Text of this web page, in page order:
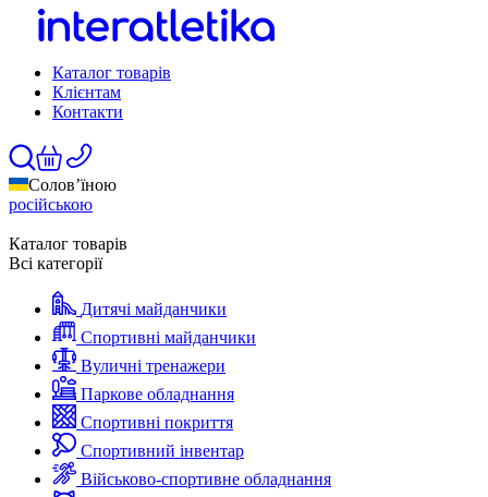
Каталог товарів
Клієнтам
Контакти
Солов’їною
російською
Каталог товарів
Всі категорії
Дитячі майданчики
Спортивні майданчики
Вуличні тренажери
Паркове обладнання
Спортивні покриття
Спортивний інвентар
Військово-спортивне обладнання